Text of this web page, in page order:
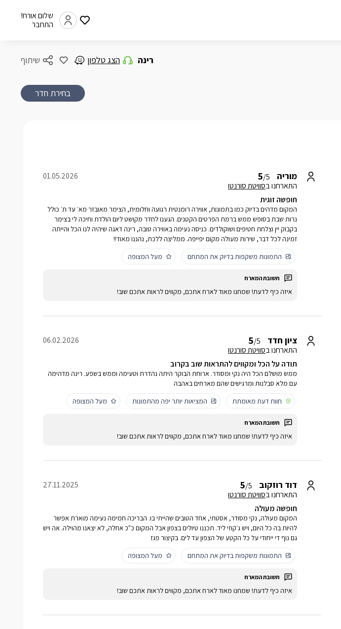
שלום אורח!
התחבר
שיתוף רינה הצג טלפון
בחירת חדר
מוריה 5/5
התארחנו בסוויטת סורנטו
01.05.2026
חופשה זוגית
המקום מדהים בדיוק כמו בתמונות, אווירה רומנטית רגועה וחלומית, הצימר מאובזר מא׳ עד ת׳ כולל
נרות שבת בסופש ממש ברמת הפרטים הקטנים. הגענו לחדר מקושט ליום הולדת וחיכה לי בצימר
בקבוק יין וצלחת חטיפים ושוקולדים. כניסה נעימה באווירה טובה, רינה דאגה שיהיה לנו הכל והייתה
זמינה לכל דבר, שירות מעולה מקום יפייפה. ממליצה ללכת, נהננו מאוד!!
התמונות משקפות בדיוק את המתחם
מעל המצופה
איזה כיף לדעת! שמחנו מאוד לארח אתכם, מקווים לראות אתכם שוב!
ציון חדד 5/5
התארחנו בסוויטת סורנטו
06.02.2026
תודה על הכל ומקווים להתראות שוב בקרוב
ממש מושלם הכל היה נקי ומסודר. ארוחת הבוקר היתה נהדרת וטעימה וממש בשפע. רינה מדהימה
עם מלא סבלנות ומרגישים שהם מארחים באהבה
חוות דעת מאומתת
המציאות יותר יפה מהתמונות מעל המצופה
איזה כיף לדעת! שמחנו מאוד לארח אתכם, מקווים לראות אתכם שוב!
דוד רוזקוב 5/5
התארחנו בסוויטת סורנטו
27.11.2025
חופשה מעולה
המקום מעולה, נקי מסודר, אסטתי, אחד הטובים שהייתי בו. הבריכה חמימה נעימה מוארת אפשר
להיות בה כל היום, ויש ג׳קוזי ליד. תכננו טיולים בצפון אבל המקום כ"כ אחלה, לא יצאנו מהוילה. אה ויש
גם נוף די ייחודי על כל הקטע של הצפון עד לים. בקיצור פגז
התמונות משקפות בדיוק את המתחם
מעל המצופה
איזה כיף לדעת! שמחנו מאוד לארח אתכם, מקווים לראות אתכם שוב!